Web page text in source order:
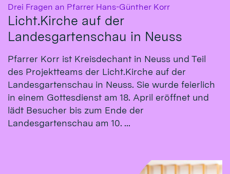
Drei Fragen an Pfarrer Hans-Günther Korr:
Licht.Kirche auf der
Landesgartenschau in Neuss
Pfarrer Korr ist Kreisdechant in Neuss und Teil
des Projektteams der Licht.Kirche auf der
Landesgartenschau in Neuss. Sie wurde feierlich
in einem Gottesdienst am 18. April eröffnet und
lädt Besucher bis zum Ende der
Landesgartenschau am 10. ...